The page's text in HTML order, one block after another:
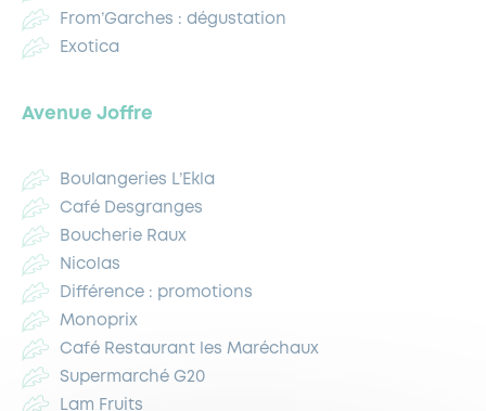
From’Garches : dégustation
Exotica
Avenue Joffre
Boulangeries L’Ekla
Café Desgranges
Boucherie Raux
Nicolas
Différence : promotions
Monoprix
Café Restaurant les Maréchaux
Supermarché G20
Lam Fruits